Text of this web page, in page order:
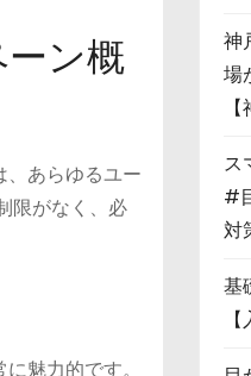
ン概
あらゆるユー
限がなく、必
魅力的です。
神
場
ス
#
対
基